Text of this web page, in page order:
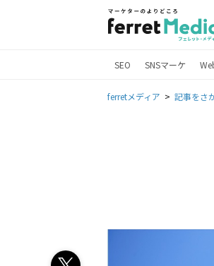
SEO SNSマーケ
ferretメディア 記事をさ